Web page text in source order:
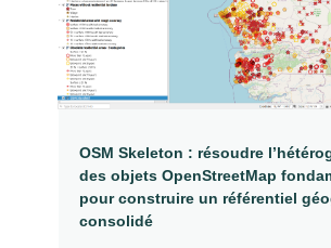
OSM Skeleton : résoudre
des objets OpenStreetMap
pour construire un référentiel
consolidé